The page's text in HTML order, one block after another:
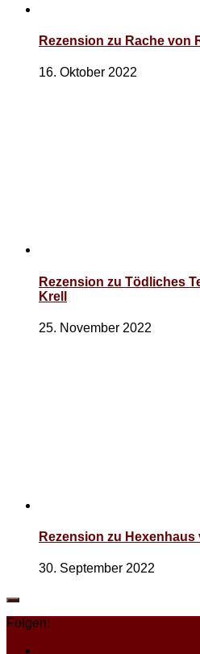
Rezension zu Rache von
16. Oktober 2022
Rezension zu Tödliches
Krell
25. November 2022
Rezension zu Hexenhaus
30. September 2022
Folgen: